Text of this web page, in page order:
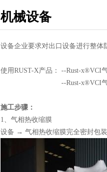
机械设备
设备企业要求对出口设备进行整体
使用RUST-X产品： --Rust-x®VCI
--Rust-x®VCI气相防
施工步骤：
1、气相热收缩膜
设备 → 气相热收缩膜完全密封包